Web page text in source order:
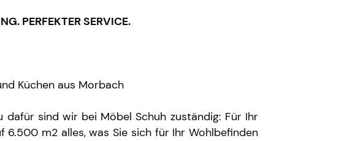
PERFEKTER SERVICE.
Küchen aus Morbach
dafür sind wir bei Möbel Schuh zuständig: Für Ihr
6.500 m2 alles, was Sie sich für Ihr Wohlbefinden